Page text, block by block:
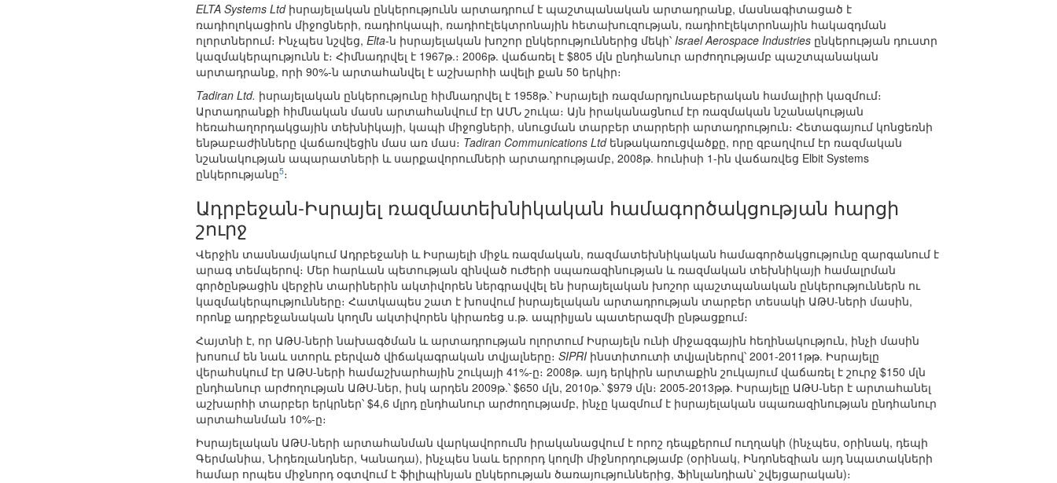
ELTA Systems Ltdիսրայելական ընկերությունն արտադրում է պաշտպանական արտադրանք, մասնագիտացած է
ռադիոլոկացիոն միջոցների, ռադիոկապի, ռադիոէլեկտրոնային հետախուզության, ռադիոէլեկտրոնային հակազդման
ոլորտներում։ Ինչպես նշվեց, Elta-ն իսրայելական խոշոր ընկերություններից մեկի՝ Israel Aerospace Industries ընկերության դուստր
կազմակերպությունն է։ Հիմնադրվել է 1967թ.։ 2006թ. վաճառել է $805 մլն ընդհանուր արժողությամբ պաշտպանական
արտադրանք, որի 90%-ն արտահանվել է աշխարհի ավելի քան 50 երկիր։
Tadiran Ltd. իսրայելական ընկերությունը հիմնադրվել է 1958թ.՝ Իսրայելի ռազմարդյունաբերական համալիրի կազմում։
Արտադրանքի հիմնական մասն արտահանվում էր ԱՄՆ շուկա։ Այն իրականացնում էր ռազմական նշանակության
հեռահաղորդակցային տեխնիկայի, կապի միջոցների, սնուցման տարբեր տարրերի արտադրություն։ Հետագայում կոնցեռնի
ենթաբաժինները վաճառվեցին մաս առ մաս։ Tadiran Communications Ltdենթակառուցվածքը, որը զբաղվում էր ռազմական
նշանակության ապարատների և սարքավորումների արտադրությամբ, 2008թ. հունիսի 1-ին վաճառվեց Elbit Systems
ընկերությանը5։
Ադրբեջան-Իսրայել ռազմատեխնիկական համագործակցության հարցի
շուրջ
Վերջին տասնամյակում Ադրբեջանի և Իսրայելի միջև ռազմական, ռազմատեխնիկական համագործակցությունը զարգանում է
արագ տեմպերով։ Մեր հարևան պետության զինված ուժերի սպառազինության և ռազմական տեխնիկայի համալրման
գործընթացին վերջին տարիներին ակտիվորեն ներգրավվել են իսրայելական խոշոր պաշտպանական ընկերություններն ու
կազմակերպությունները։ Հատկապես շատ է խոսվում իսրայելական արտադրության տարբեր տեսակի ԱԹՍ-ների մասին,
որոնք ադրբեջանական կողմն ակտիվորեն կիրառեց ս.թ. ապրիլյան պատերազմի ընթացքում։
Հայտնի է, որ ԱԹՍ-ների նախագծման և արտադրության ոլորտում Իսրայելն ունի միջազգային հեղինակություն, ինչի մասին
խոսում են նաև ստորև բերված վիճակագրական տվյալները։ SIPRI ինստիտուտի տվյալներով՝ 2001-2011թթ. Իսրայելը
վերահսկում էր ԱԹՍ-ների համաշխարհային շուկայի 41%-ը։ 2008թ. այդ երկիրն արտաքին շուկայում վաճառել է շուրջ $150 մլն
ընդհանուր արժողության ԱԹՍ-ներ, իսկ արդեն 2009թ.՝ $650 մլն, 2010թ.՝ $979 մլն։ 2005-2013թթ. Իսրայելը ԱԹՍ-ներ է արտահանել
աշխարհի տարբեր երկրներ՝ $4,6 մլրդ ընդհանուր արժողությամբ, ինչը կազմում է իսրայելական սպառազինության ընդհանուր
արտահանման 10%-ը։
Իսրայելական ԱԹՍ-ների արտահանման վարկավորումն իրականացվում է որոշ դեպքերում ուղղակի (ինչպես, օրինակ, դեպի
Գերմանիա, Նիդեռլանդներ, Կանադա), ինչպես նաև երրորդ կողմի միջնորդությամբ (օրինակ, Ինդոնեզիան այդ նպատակների
համար որպես միջնորդ օգտվում է ֆիլիպինյան ընկերության ծառայություններից, Ֆինլանդիան՝ շվեյցարական)։